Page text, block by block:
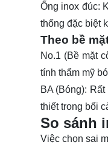
Ống inox đúc:
thống đặc biệt
Theo bề
No.1 (Bề mặt
tính thẩm mỹ
BA (Bóng):
thiết trong bối
So sánh
Việc chọn sai